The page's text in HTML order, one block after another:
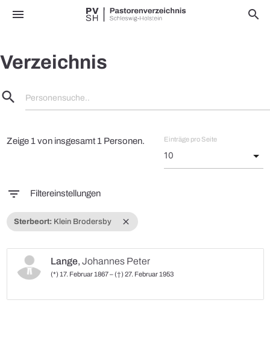
menu search
Verzeichnis
search Personensuche..
Zeige 1 von insgesamt 1 Personen. Einträge pro Seite
filter_list Filtereinstellungen
close
Sterbeort: Klein Brodersby
Lange, Johannes Peter
(*) 17. Februar 1867 – (†) 27. Februar 1953